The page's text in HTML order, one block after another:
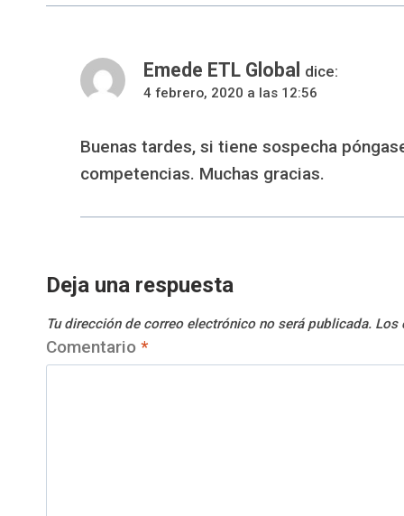
Emede ETL Global dice:
4 febrero, 2020 a las 12:56
Buenas tardes, si tiene sospecha
competencias. Muchas gracias.
Deja una respuesta
Tu dirección de correo electrónico no será publicada. Los
Comentario *